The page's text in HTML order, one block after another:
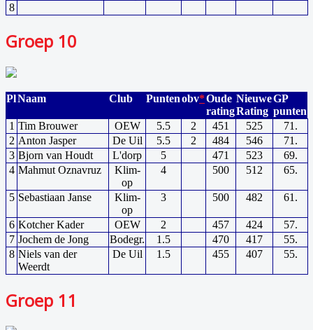
8
Groep 10
PlNaam Club Puntenobv*Oude
rating
Nieuwe
Rating
GP
punten
1 Tim Brouwer OEW 5.5 2 451 525
71.
2 Anton Jasper De Uil 5.5 2 484 546
71.
3 Bjorn van Houdt L'dorp 5 471 523
69.
4 Mahmut Oznavruz
Klim-
op
4 500 512 65.
5 Sebastiaan Janse
Klim-
op
3 500 482 61.
6 Kotcher Kader OEW 2 457 424
57.
7 Jochem de Jong Bodegr. 1.5 470 417
55.
8 Niels van der
Weerdt
De Uil 1.5 455 407 55.
Groep 11